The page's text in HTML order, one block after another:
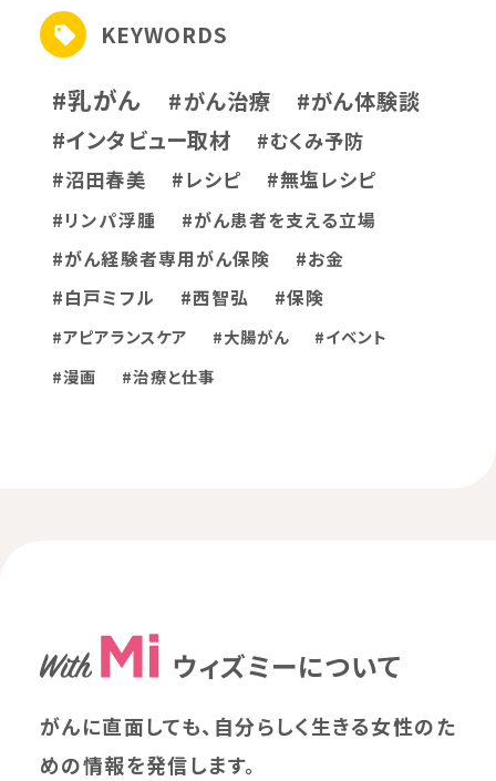
KEYWORDS
#乳がん #がん治療
#がん体験談
#インタビュー取材
#むくみ予防
#沼田春美
#レシピ #無塩レシピ
#リンパ浮腫
#がん患者を支える立場
#がん経験者専用がん保険
#お金
#白戸ミフル
#西智弘 #保険
#アピアランスケア #大腸がん
#イベント
#漫画
#治療と仕事
ウィズミーについて
がんに直面しても、自分らしく生きる女性のた
めの情報を発信します。